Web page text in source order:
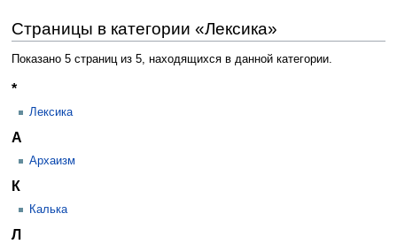
Страницы в категории «Лексика»
Показано 5 страниц из 5, находящихся в данной категории.
*
Лексика
А
Архаизм
К
Калька
Л